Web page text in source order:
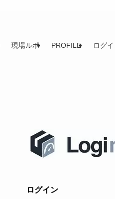
現場ルポ PROFILE ログ
ログイン